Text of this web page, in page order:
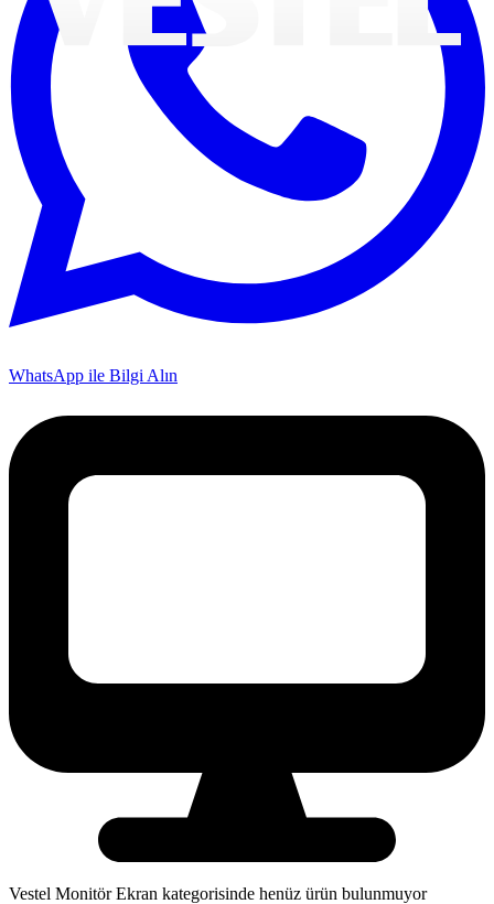
WhatsApp ile Bilgi Alın
Vestel Monitör Ekran kategorisinde henüz ürün bulunmuyor